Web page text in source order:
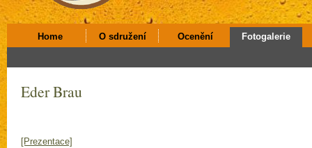
Home O sdružení Ocenění Fotogalerie
Eder Brau
[Prezentace]